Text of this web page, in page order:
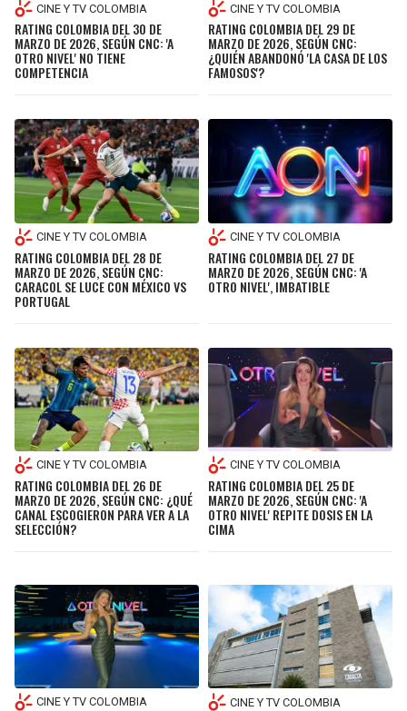
CINE Y TV COLOMBIA
RATING COLOMBIA DEL 30 DE
MARZO DE 2026, SEGÚN CNC: 'A
OTRO NIVEL' NO TIENE
COMPETENCIA
CINE Y TV COLOMBIA
RATING COLOMBIA DEL 29 DE
MARZO DE 2026, SEGÚN CNC:
¿QUIÉN ABANDONÓ 'LA CASA DE LOS
FAMOSOS'?
CINE Y TV COLOMBIA
RATING COLOMBIA DEL 28 DE
MARZO DE 2026, SEGÚN CNC:
CARACOL SE LUCE CON MÉXICO VS
PORTUGAL
CINE Y TV COLOMBIA
RATING COLOMBIA DEL 27 DE
MARZO DE 2026, SEGÚN CNC: 'A
OTRO NIVEL', IMBATIBLE
CINE Y TV COLOMBIA
RATING COLOMBIA DEL 26 DE
MARZO DE 2026, SEGÚN CNC: ¿QUÉ
CANAL ESCOGIERON PARA VER A LA
SELECCIÓN?
CINE Y TV COLOMBIA
RATING COLOMBIA DEL 25 DE
MARZO DE 2026, SEGÚN CNC: 'A
OTRO NIVEL' REPITE DOSIS EN LA
CIMA
CINE Y TV COLOMBIA CINE Y TV COLOMBIA